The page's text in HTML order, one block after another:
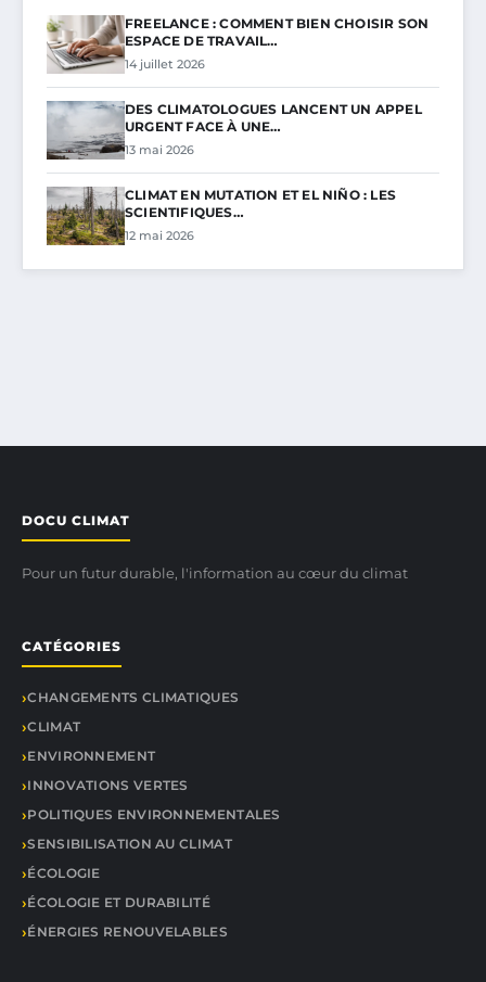
FREELANCE : COMMENT BIEN CHOISIR SON
ESPACE DE TRAVAIL…
14 juillet 2026
DES CLIMATOLOGUES LANCENT UN APPEL
URGENT FACE À UNE…
13 mai 2026
CLIMAT EN MUTATION ET EL NIÑO : LES
SCIENTIFIQUES…
12 mai 2026
DOCU CLIMAT
Pour un futur durable, l'information au cœur du climat
CATÉGORIES
CHANGEMENTS CLIMATIQUES
CLIMAT
ENVIRONNEMENT
INNOVATIONS VERTES
POLITIQUES ENVIRONNEMENTALES
SENSIBILISATION AU CLIMAT
ÉCOLOGIE
ÉCOLOGIE ET DURABILITÉ
ÉNERGIES RENOUVELABLES